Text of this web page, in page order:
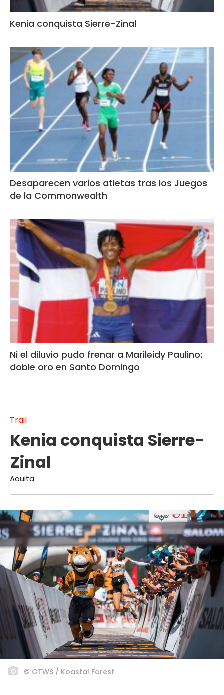
Kenia conquista Sierre-Zinal
Desaparecen varios atletas tras los Juegos
de la Commonwealth
Ni el diluvio pudo frenar a Marileidy Paulino:
doble oro en Santo Domingo